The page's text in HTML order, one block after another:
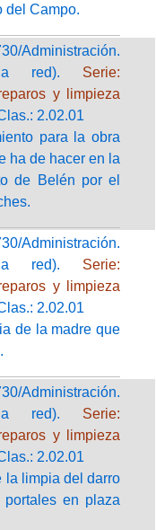
del Campo.
la red). Serie:
y limpieza
2.02.01
para la obra
ha de hacer en la
de Belén por el
la red). Serie:
y limpieza
2.02.01
de la madre que
la red). Serie:
y limpieza
2.02.01
la limpia del darro
en plaza